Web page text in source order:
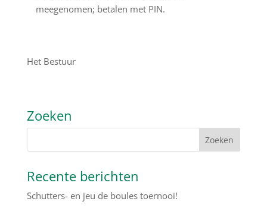
meegenomen; betalen met PIN.
Het Bestuur
Zoeken
Recente berichten
Schutters- en jeu de boules toernooi!